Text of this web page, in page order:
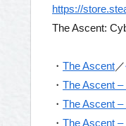
https://
The Ascent:
・ The Ascent／
・ The Ascent
・ The Ascent
・ The Ascent